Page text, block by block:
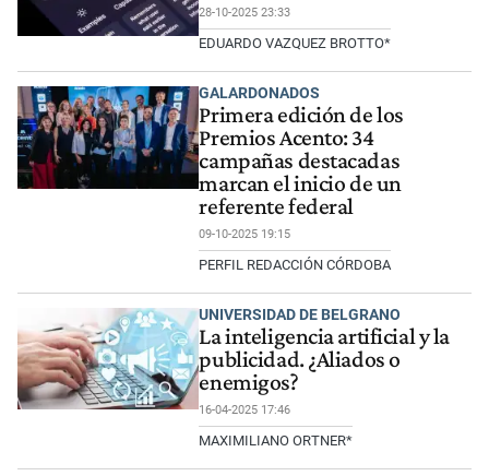
28-10-2025 23:33
EDUARDO VAZQUEZ BROTTO*
GALARDONADOS
Primera edición de los
Premios Acento: 34
campañas destacadas
marcan el inicio de un
referente federal
09-10-2025 19:15
PERFIL REDACCIÓN CÓRDOBA
UNIVERSIDAD DE BELGRANO
La inteligencia artificial y la
publicidad. ¿Aliados o
enemigos?
16-04-2025 17:46
MAXIMILIANO ORTNER*